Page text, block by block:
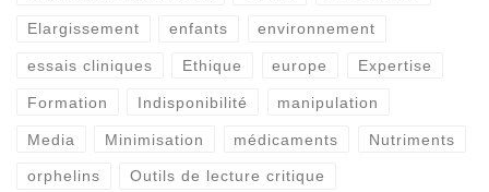
Elargissement enfants environnement
essais cliniques Ethique europe Expertise
Formation Indisponibilité manipulation
Media Minimisation médicaments Nutriments
orphelins Outils de lecture critique